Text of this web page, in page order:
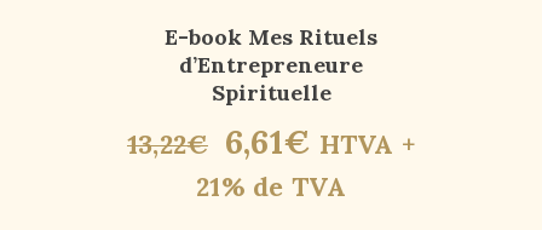
E-book Mes Rituels
d’Entrepreneure
Spirituelle
13,22€ 6,61€ HTVA +
21% de TVA